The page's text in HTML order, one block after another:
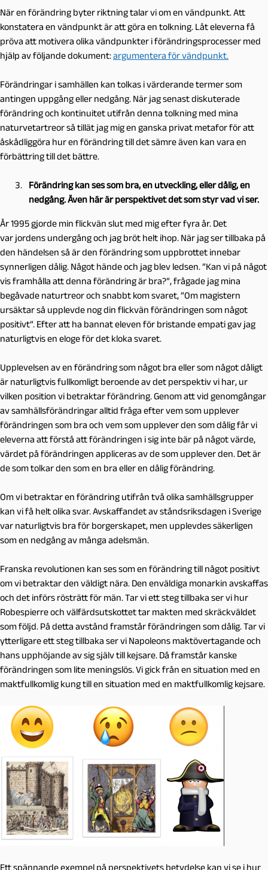
När en förändring byter riktning talar vi om en vändpunkt. Att
konstatera en vändpunkt är att göra en tolkning. Låt eleverna få
pröva att motivera olika vändpunkter i förändringsprocesser med
hjälp av följande dokument:argumentera för vändpunkt.
Förändringar i samhällen kan tolkas i värderande termer som
antingen uppgång eller nedgång. När jag senast diskuterade
förändring och kontinuitet utifrån denna tolkning med mina
naturvetartreor så tillät jag mig en ganska privat metafor för att
åskådliggöra hur en förändring till det sämre även kan vara en
förbättring till det bättre.
Förändring kan ses som bra, en utveckling, eller dålig, en
nedgång. Även här är perspektivet det som styr vad vi ser.
År 1995 gjorde min flickvän slut med mig efter fyra år. Det
var jordens undergång och jag bröt helt ihop. När jag ser tillbaka på
den händelsen så är den förändring som uppbrottet innebar
synnerligen dålig. Något hände och jag blev ledsen. ”Kan vi på något
vis framhålla att denna förändring är bra?”, frågade jag mina
begåvade naturtreor och snabbt kom svaret, ”Om magistern
ursäktar så upplevde nog din flickvän förändringen som något
positivt”. Efter att ha bannat eleven för bristande empati gav jag
naturligtvis en eloge för det kloka svaret.
Upplevelsen av en förändring som något bra eller som något dåligt
är naturligtvis fullkomligt beroende av det perspektiv vi har, ur
vilken position vi betraktar förändring. Genom att vid genomgångar
av samhällsförändringar alltid fråga efter vem som upplever
förändringen som bra och vem som upplever den som dålig får vi
eleverna att förstå att förändringen i sig inte bär på något värde,
värdet på förändringen appliceras av de som upplever den. Det är
de som tolkar den som en bra eller en dålig förändring.
Om vi betraktar en förändring utifrån två olika samhällsgrupper
kan vi få helt olika svar. Avskaffandet av ståndsriksdagen i Sverige
var naturligtvis bra för borgerskapet, men upplevdes säkerligen
som en nedgång av många adelsmän.
Franska revolutionen kan ses som en förändring till något positivt
om vi betraktar den väldigt nära. Den enväldiga monarkin avskaffas
och det införs rösträtt för män. Tar vi ett steg tillbaka ser vi hur
Robespierre och välfärdsutskottet tar makten med skräckväldet
som följd. På detta avstånd framstår förändringen som dålig. Tar vi
ytterligare ett steg tillbaka ser vi Napoleons maktövertagande och
hans upphöjande av sig själv till kejsare. Då framstår kanske
förändringen som lite meningslös. Vi gick från en situation med en
maktfullkomlig kung till en situation med en maktfullkomlig kejsare.
Ett spännande exempel på perspektivets betydelse kan vi se i hur